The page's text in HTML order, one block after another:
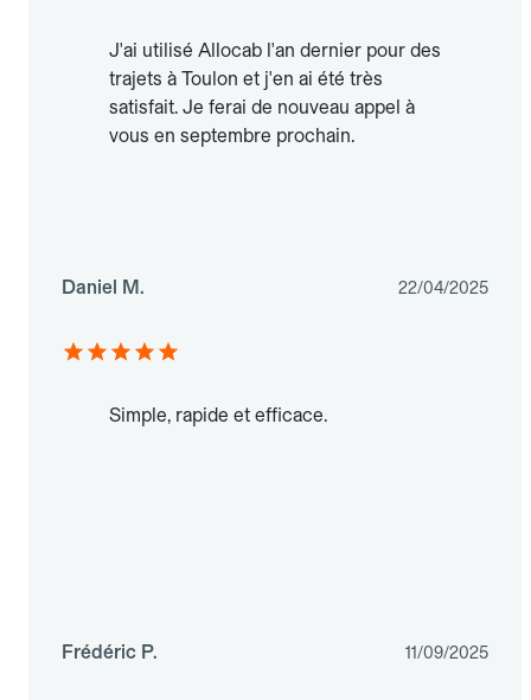
J'ai utilisé Allocab l'an dernier pour des
trajets à Toulon et j'en ai été très
satisfait. Je ferai de nouveau appel à
vous en septembre prochain.
Daniel M. 22/04/2025
Simple, rapide et efficace.
Frédéric P. 11/09/2025